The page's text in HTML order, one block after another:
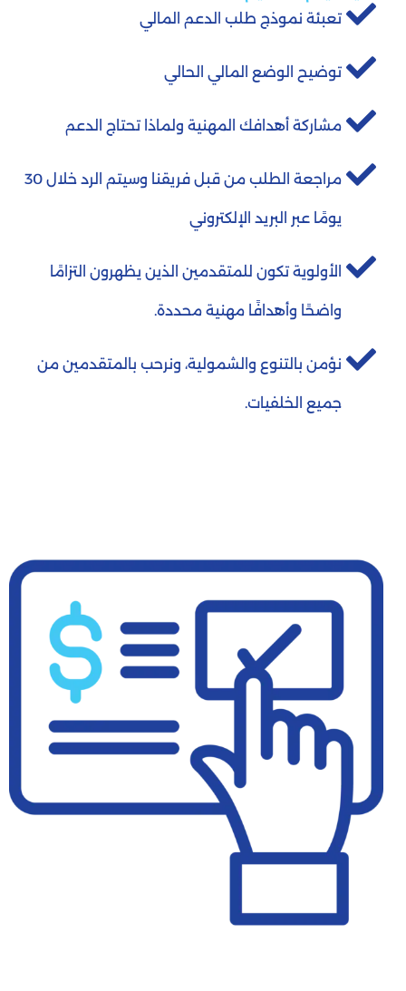
تعبئة نموذج طلب الدعم المالي
توضيح الوضع المالي الحالي
مشاركة أهدافك المهنية ولماذا تحتاج الدعم
مراجعة الطلب من قبل فريقنا وسيتم الرد خلال 30
يومًا عبر البريد الإلكتروني
الأولوية تكون للمتقدمين الذين يظهرون التزامًا
واضحًا وأهدافًا مهنية محددة.
نؤمن بالتنوع والشمولية، ونرحب بالمتقدمين من
جميع الخلفيات.